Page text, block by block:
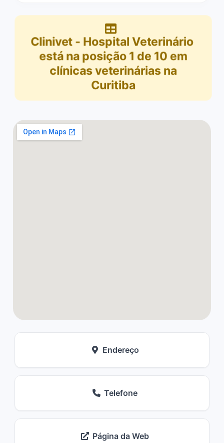
Clinivet - Hospital Veterinário
está na posição 1 de 10 em
clínicas veterinárias na
Curitiba
Endereço
Telefone
Página da Web